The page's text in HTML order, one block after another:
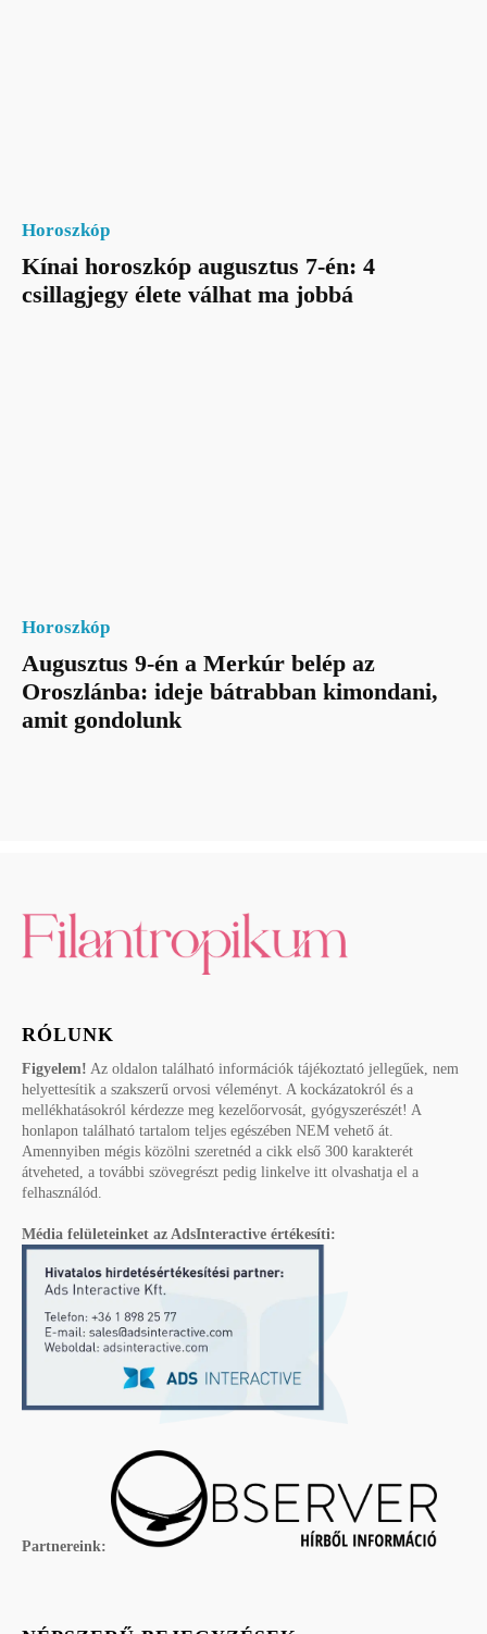
Horoszkóp
Kínai horoszkóp augusztus 7-én: 4
csillagjegy élete válhat ma jobbá
Horoszkóp
Augusztus 9-én a Merkúr belép az
Oroszlánba: ideje bátrabban kimondani,
amit gondolunk
RÓLUNK
Figyelem! Az oldalon található információk tájékoztató jellegűek, nem
helyettesítik a szakszerű orvosi véleményt. A kockázatokról és a
mellékhatásokról kérdezze meg kezelőorvosát, gyógyszerészét! A
honlapon található tartalom teljes egészében NEM vehető át.
Amennyiben mégis közölni szeretnéd a cikk első 300 karakterét
átveheted, a további szövegrészt pedig linkelve itt olvashatja el a
felhasználód.
Média felületeinket az AdsInteractive értékesíti:
Partnereink: